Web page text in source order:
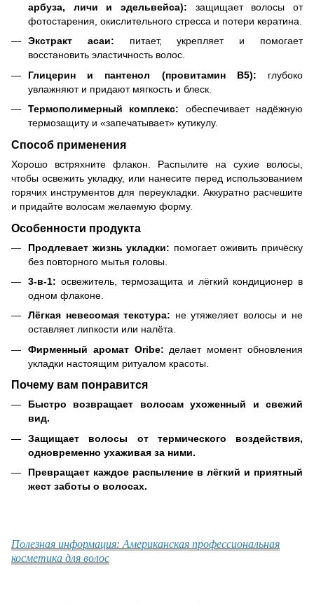
арбуза, личи и эдельвейса): защищает волосы от
фотостарения, окислительного стресса и потери кератина.
Экстракт асаи: питает, укрепляет и помогает
восстановить эластичность волос.
Глицерин и пантенол (провитамин B5): глубоко
увлажняют и придают мягкость и блеск.
Термополимерный комплекс: обеспечивает надёжную
термозащиту и «запечатывает» кутикулу.
Способ применения
Хорошо встряхните флакон. Распылите на сухие волосы,
чтобы освежить укладку, или нанесите перед использованием
горячих инструментов для переукладки. Аккуратно расчешите
и придайте волосам желаемую форму.
Особенности продукта
Продлевает жизнь укладки: помогает оживить причёску
без повторного мытья головы.
3‑в‑1: освежитель, термозащита и лёгкий кондиционер в
одном флаконе.
Лёгкая невесомая текстура: не утяжеляет волосы и не
оставляет липкости или налёта.
Фирменный аромат Oribe: делает момент обновления
укладки настоящим ритуалом красоты.
Почему вам понравится
Быстро возвращает волосам ухоженный и свежий
вид.
Защищает волосы от термического воздействия,
одновременно ухаживая за ними.
Превращает каждое распыление в лёгкий и приятный
жест заботы о волосах.
Полезная информация: Американская профессиональная
косметика для волос